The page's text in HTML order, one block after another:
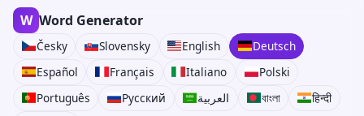
W Word Generator
Česky Slovensky English
Deutsch
Español
Français Italiano
Polski
Português
Русский العربية বাংলা
हिन्दी